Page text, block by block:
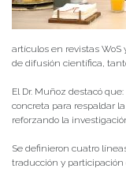
artículos en revistas WoS
de difusión científica,
El Dr. Muñoz destacó
concreta para respaldar
reforzando la
Se definieron cuatro
traducción y